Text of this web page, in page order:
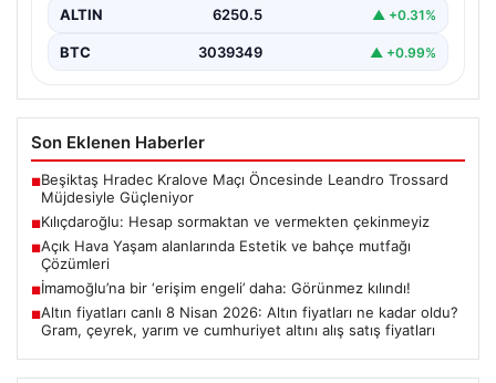
ALTIN 6250.5 ▲ +0.31%
BTC 3039349 ▲ +0.99%
Son Eklenen Haberler
■Beşiktaş Hradec Kralove Maçı Öncesinde Leandro Trossard
Müjdesiyle Güçleniyor
■Kılıçdaroğlu: Hesap sormaktan ve vermekten çekinmeyiz
■Açık Hava Yaşam alanlarında Estetik ve bahçe mutfağı
Çözümleri
■İmamoğlu’na bir ‘erişim engeli’ daha: Görünmez kılındı!
■Altın fiyatları canlı 8 Nisan 2026: Altın fiyatları ne kadar oldu?
Gram, çeyrek, yarım ve cumhuriyet altını alış satış fiyatları